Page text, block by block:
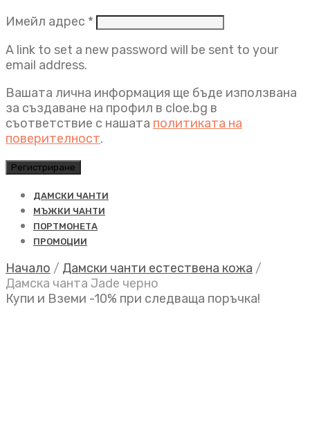
Имейл адрес * Задължително
A link to set a new password will be sent to your
email address.
Вашата лична информация ще бъде използвана
за създаване на профил в cloe.bg в
съответствие с нашата политиката на
поверителност.
Регистриране
ДАМСКИ ЧАНТИ
МЪЖКИ ЧАНТИ
ПОРТМОНЕТА
ПРОМОЦИИ
Начало / Дамски чанти естествена кожа /
Дамска чанта Jade черно
Купи и Вземи -10% при следваща поръчка!